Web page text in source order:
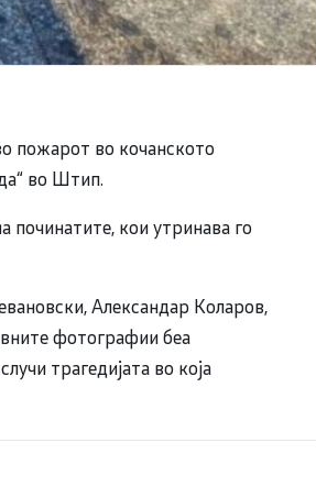
пожарот во кочанското
во Штип.
кои утринава го
Александар Коларов,
фотографии беа
трагедијата во која